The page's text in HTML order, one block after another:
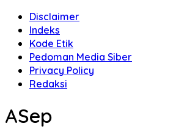
Disclaimer
Indeks
Kode Etik
Pedoman Media Siber
Privacy Policy
Redaksi
ASep